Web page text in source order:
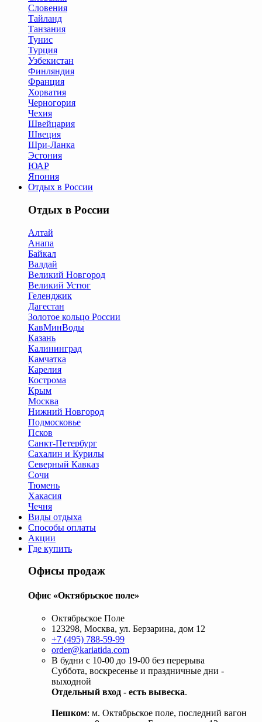
Словения
Тайланд
Танзания
Тунис
Турция
Узбекистан
Финляндия
Франция
Хорватия
Черногория
Чехия
Швейцария
Швеция
Шри-Ланка
Эстония
ЮАР
Япония
Отдых в России
Отдых в России
Алтай
Анапа
Байкал
Валдай
Великий Новгород
Великий Устюг
Геленджик
Дагестан
Золотое кольцо России
КавМинВоды
Казань
Калининград
Камчатка
Карелия
Кострома
Крым
Москва
Нижний Новгород
Подмосковье
Псков
Санкт-Петербург
Сахалин и Курилы
Северный Кавказ
Сочи
Тюмень
Хакасия
Чечня
Виды отдыха
Способы оплаты
Акции
Где купить
Офисы продаж
Офис «Октябрьское поле»
Октябрьское Поле
123298, Москва, ул. Берзарина, дом 12
+7 (495) 788-59-99
order@kariatida.com
В будни с 10-00 до 19-00 без перерыва
Суббота, воскресенье и праздничные дни -
выходной
Отдельный вход - есть вывеска.
Пешком: м. Октябрьское поле, последний вагон